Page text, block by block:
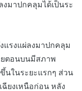
มาปกคลุมได้เป็นระ
รงแผ่ลงมาปกคลุม
ยตอนบนมีสภาพ
นในระยะแรกๆ ส่วน
ยงเหนือก่อน หลัง